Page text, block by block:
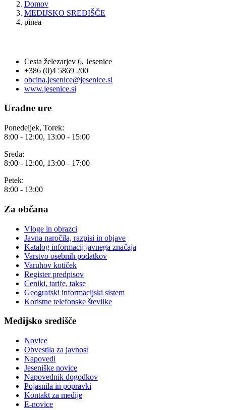
Domov
MEDIJSKO SREDIŠČE
pinea
Cesta železarjev 6, Jesenice
+386 (0)4 5869 200
obcina.jesenice@jesenice.si
www.jesenice.si
Uradne ure
Ponedeljek, Torek:
8:00 - 12:00, 13:00 - 15:00
Sreda:
8:00 - 12:00, 13:00 - 17:00
Petek:
8:00 - 13:00
Za občana
Vloge in obrazci
Javna naročila, razpisi in objave
Katalog informacij javnega značaja
Varstvo osebnih podatkov
Varuhov kotiček
Register predpisov
Ceniki, tarife, takse
Geografski informacijski sistem
Koristne telefonske številke
Medijsko središče
Novice
Obvestila za javnost
Napovedi
Jeseniške novice
Napovednik dogodkov
Pojasnila in popravki
Kontakt za medije
E-novice